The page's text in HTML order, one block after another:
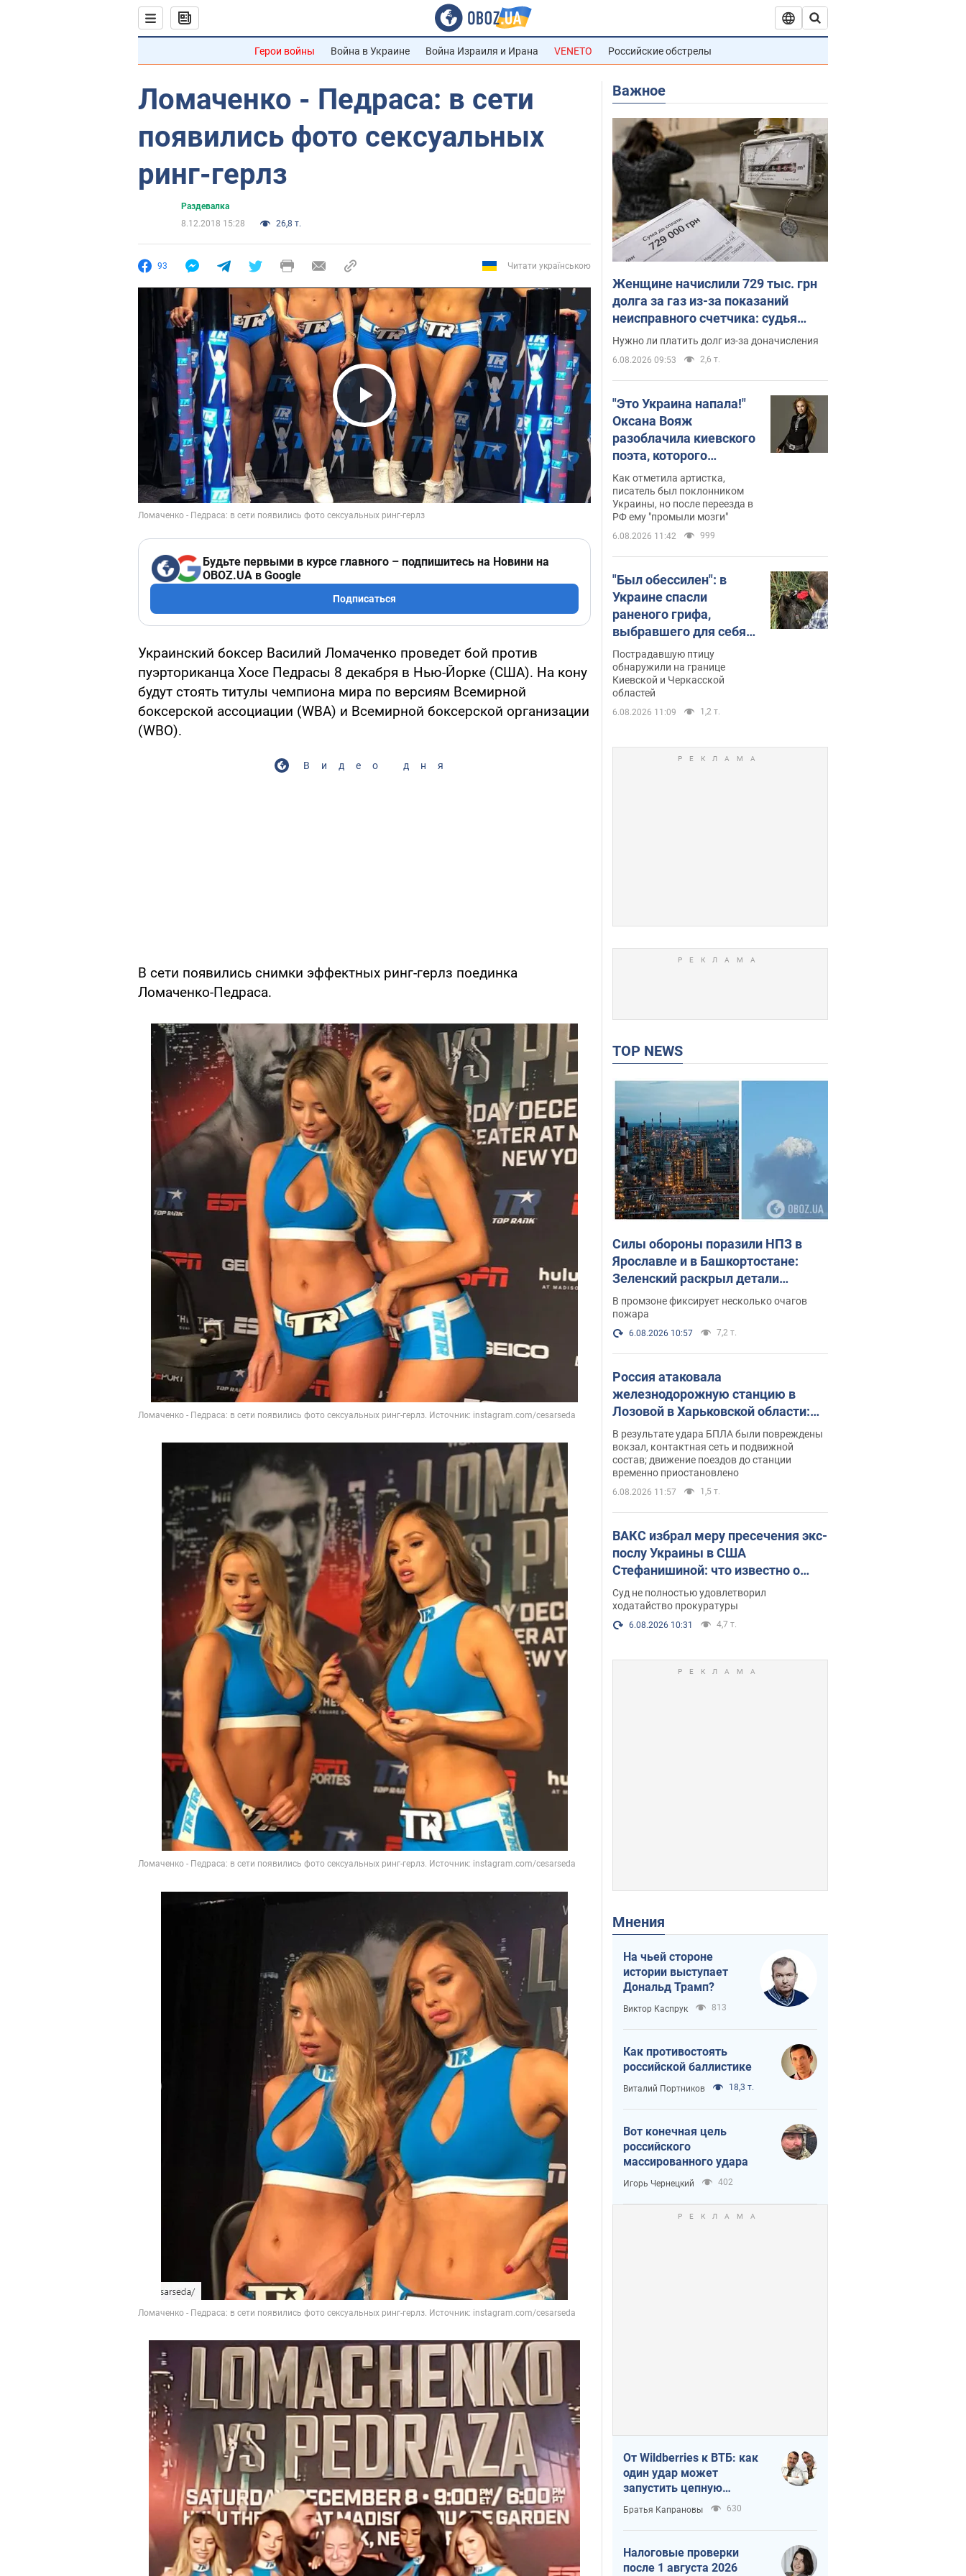
Герои войны Война в Украине Война Израиля и Ирана VENETO Российские обстрелы
Ломаченко - Педраса: в сети
появились фото сексуальных
ринг-герлз
Раздевалка
8.12.2018 15:28
26,8 т.
93 Читати українською
Play Video
Будьте первыми в курсе главного – подпишитесь на Новини на
OBOZ.UA в Google
Подписаться
Украинский боксер Василий Ломаченко проведет бой против
пуэрториканца Хосе Педрасы 8 декабря в Нью-Йорке (США). На кону
будут стоять титулы чемпиона мира по версиям Всемирной
боксерской ассоциации (WBA) и Всемирной боксерской организации
(WBO).
Видео дня
В сети появились снимки эффектных ринг-герлз поединка
Ломаченко-Педраса.
Важное
Женщине начислили 729 тыс. грн
долга за газ из-за показаний
неисправного счетчика: судья
вынес неожиданное решение
Нужно ли платить долг из-за доначисления
6.08.2026 09:53 2,6 т.
"Это Украина напала!"
Оксана Вояж
разоблачила киевского
поэта, которого
"зазомбировали": он
даже русского не знал,
а теперь хочет
геноцида украинцев
Как отметила артистка,
писатель был поклонником
Украины, но после переезда в
РФ ему "промыли мозги"
6.08.2026 11:42 999
"Был обессилен": в
Украине спасли
раненого грифа,
выбравшего для себя
нетипичный маршрут.
Фото
Пострадавшую птицу
обнаружили на границе
Киевской и Черкасской
областей
6.08.2026 11:09 1,2 т.
TOP NEWS
Силы обороны поразили НПЗ в
Ярославле и в Башкортостане:
Зеленский раскрыл детали
операции. Фото и видео
В промзоне фиксирует несколько очагов
пожара
6.08.2026 10:57 7,2 т.
Россия атаковала
железнодорожную станцию в
Лозовой в Харьковской области:
есть погибшие и раненые
В результате удара БПЛА были повреждены
вокзал, контактная сеть и подвижной
состав; движение поездов до станции
временно приостановлено
6.08.2026 11:57 1,5 т.
ВАКС избрал меру пресечения экс-
послу Украины в США
Стефанишиной: что известно о
деле
Суд не полностью удовлетворил
ходатайство прокуратуры
6.08.2026 10:31 4,7 т.
Мнения
На чьей стороне
истории выступает
Дональд Трамп?
Виктор Каспрук 813
Как противостоять
российской баллистике
Виталий Портников 18,3 т.
Вот конечная цель
российского
массированного удара
Игорь Чернецкий 402
От Wildberries к ВТБ: как
один удар может
запустить цепную
реакцию в России
Братья Капрановы 630
Налоговые проверки
после 1 августа 2026